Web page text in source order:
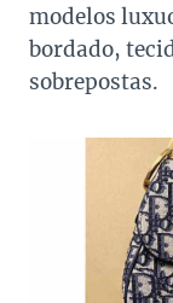
modelos
bordado,
sobrepostas.